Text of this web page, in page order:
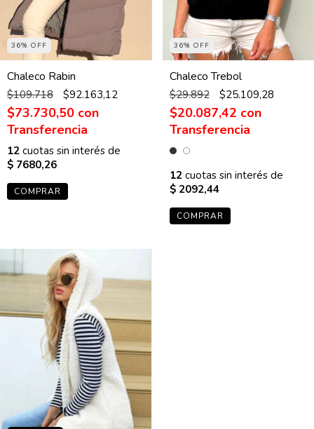
36% OFF
Chaleco Rabin
$109.718 $92.163,12
$73.730,50 con
12 cuotas sin interés de
$ 7680,26
COMPRAR
36% OFF
Chaleco Trebol
$29.892 $25.109,28
$20.087,42 con
12cuotas sin interés de
$ 2092,44
COMPRAR